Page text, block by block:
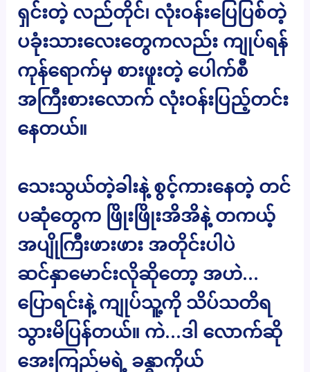
ရှင်းတဲ့ လည်တိုင်၊ လုံးဝန်းပြေပြစ်တဲ့
ပခုံးသားလေးတွေကလည်း ကျုပ်ရန်
ကုန်ရောက်မှ စားဖူးတဲ့ ပေါက်စီ
အကြီးစားလောက် လုံးဝန်းပြည့်တင်း
နေတယ်။
သေးသွယ်တဲ့ခါးနဲ့ စွင့်ကားနေတဲ့ တင်
ပဆုံတွေက ဖြိုးဖြိုးအိအိနဲ့ တကယ့်
အပျိုကြီးဖားဖား အတိုင်းပါပဲ
ဆင်နှာမောင်းလိုဆိုတော့ အဟဲ…
ပြောရင်းနဲ့ ကျုပ်သူ့ကို သိပ်သတိရ
သွားမိပြန်တယ်။ ကဲ…ဒါ လောက်ဆို
အေးကြည်မရဲ့ ခန္ဓာကိုယ်